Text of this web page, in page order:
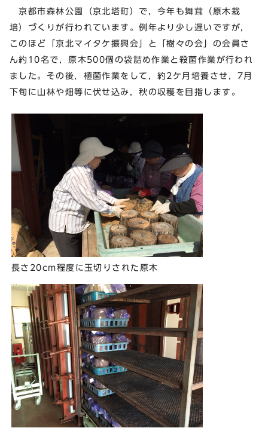
京都市森林公園（京北塔町）で，今年も舞茸（原木栽
培）づくりが行われています。例年より少し遅いですが，
このほど「京北マイタケ振興会」と「樹々の会」の会員さ
ん約10名で，原木500個の袋詰め作業と殺菌作業が行われ
ました。その後，植菌作業をして，約2ケ月培養させ，7月
下旬に山林や畑等に伏せ込み，秋の収穫を目指します。
長さ20cm程度に玉切りされた原木